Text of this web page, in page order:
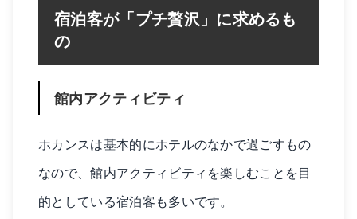
宿泊客が「プチ贅沢」に求めるも
の
館内アクティビティ
ホカンスは基本的にホテルのなかで過ごすもの
なので、館内アクティビティを楽しむことを目
的としている宿泊客も多いです。